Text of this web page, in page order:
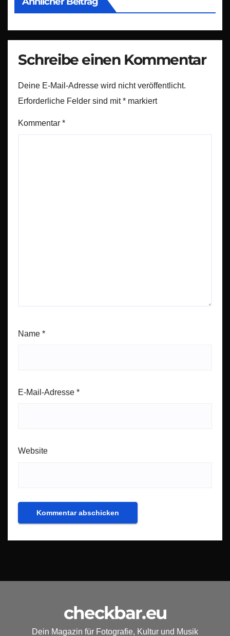
Schreibe einen Kommentar
Deine E-Mail-Adresse wird nicht veröffentlicht.
Erforderliche Felder sind mit* markiert
Kommentar *
Name *
E-Mail-Adresse *
Website
checkbar.eu
Dein Magazin für Fotografie, Kultur und Musik